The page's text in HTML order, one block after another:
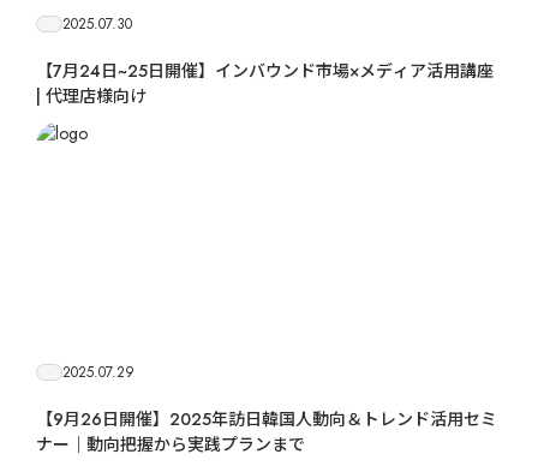
2025.07.30
【7月24日~25日開催】インバウンド市場×メディア活用講座
| 代理店様向け
2025.07.29
【9月26日開催】2025年訪日韓国人動向＆トレンド活用セミ
ナー｜動向把握から実践プランまで